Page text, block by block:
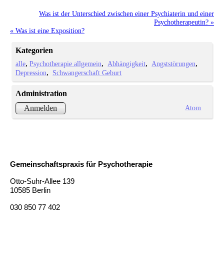
Was ist der Unterschied zwischen einer Psychiaterin und einer
Psychotherapeutin? »
« Was ist eine Exposition?
Kategorien
alle Psychotherapie allgemein Abhängigkeit
Angststörungen
Depression
Schwangerschaft Geburt
Administration
Anmelden
Atom
Gemeinschaftspraxis für Psychotherapie
Otto-Suhr-Allee 139
10585 Berlin
030 850 77 402